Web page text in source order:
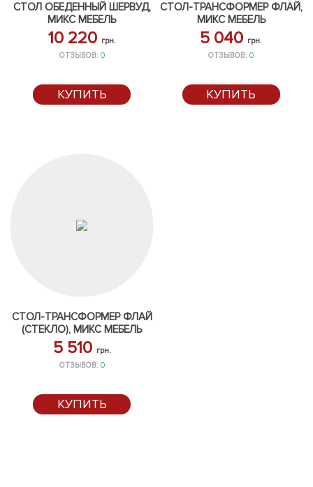
СТОЛ ОБЕДЕННЫЙ ШЕРВУД,
МИКС МЕБЕЛЬ
10 220 грн.
ОТЗЫВОВ: 0
КУПИТЬ
СТОЛ-ТРАНСФОРМЕР ФЛАЙ,
МИКС МЕБЕЛЬ
5 040 грн.
ОТЗЫВОВ:0
КУПИТЬ
СТОЛ-ТРАНСФОРМЕР ФЛАЙ
(СТЕКЛО), МИКС МЕБЕЛЬ
5 510 грн.
ОТЗЫВОВ: 0
КУПИТЬ